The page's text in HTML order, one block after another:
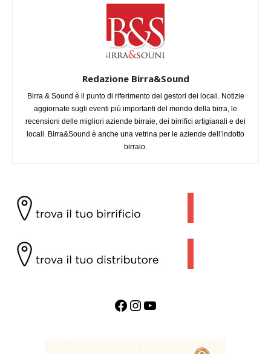
Redazione Birra&Sound
Birra & Sound è il punto di riferimento dei gestori dei locali. Notizie
aggiornate sugli eventi più importanti del mondo della birra, le
recensioni delle migliori aziende birraie, dei birrifici artigianali e dei
locali. Birra&Sound è anche una vetrina per le aziende dell’indotto
birraio.
Facebook InstagramYouTube